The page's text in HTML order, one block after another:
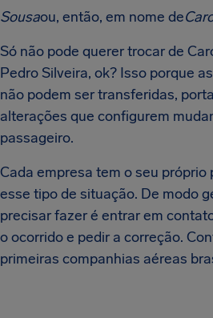
Sousaou, então, em nome de
Só não pode querer trocar de
Pedro Silveira, ok? Isso porque
não podem ser transferidas,
alterações que configurem
passageiro.
Cada empresa tem o seu
esse tipo de situação. De modo
precisar fazer é entrar em
o ocorrido e pedir a correção.
primeiras companhias aéreas